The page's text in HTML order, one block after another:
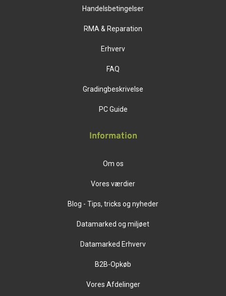
Handelsbetingelser
RMA & Reparation
Erhverv
FAQ
Gradingbeskrivelse
PC Guide
Information
Om os
Vores værdier
Blog - Tips, tricks og nyheder
Datamarked og miljøet
Datamarked Erhverv
B2B-Opkøb
Vores Afdelinger